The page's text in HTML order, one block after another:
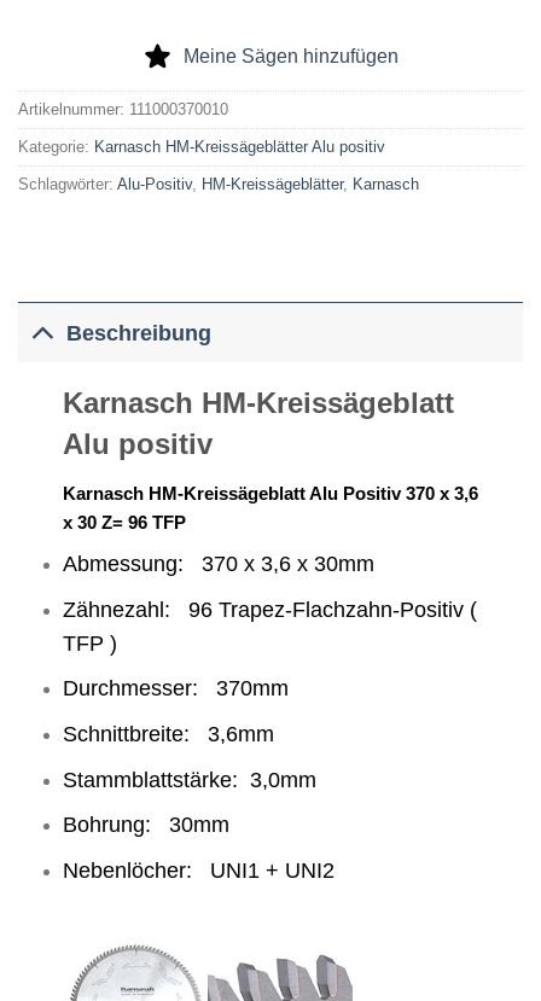
Meine Sägen hinzufügen
Artikelnummer: 111000370010
Kategorie: Karnasch HM-Kreissägeblätter Alu positiv
Schlagwörter: Alu-Positiv, HM-Kreissägeblätter, Karnasch
Beschreibung
Karnasch HM-Kreissägeblatt
Alu positiv
Karnasch HM-Kreissägeblatt Alu Positiv 370 x 3,6
x 30 Z= 96 TFP
Abmessung: 370 x 3,6 x 30mm
Zähnezahl: 96 Trapez-Flachzahn-Positiv (
TFP )
Durchmesser: 370mm
Schnittbreite: 3,6mm
Stammblattstärke: 3,0mm
Bohrung: 30mm
Nebenlöcher: UNI1 + UNI2